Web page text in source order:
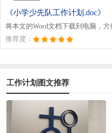
《小学少先队工作计划.doc》
将本文的Word文档下载到电脑，
推荐度：
工作计划图文推荐